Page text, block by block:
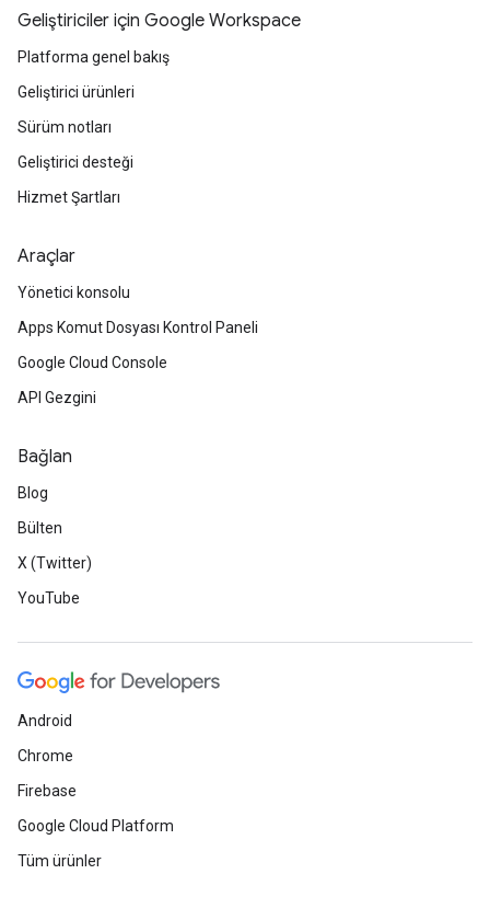
Geliştiriciler için Google Workspace
Platforma genel bakış
Geliştirici ürünleri
Sürüm notları
Geliştirici desteği
Hizmet Şartları
Araçlar
Yönetici konsolu
Apps Komut Dosyası Kontrol Paneli
Google Cloud Console
API Gezgini
Bağlan
Blog
Bülten
X (Twitter)
YouTube
Android
Chrome
Firebase
Google Cloud Platform
Tüm ürünler